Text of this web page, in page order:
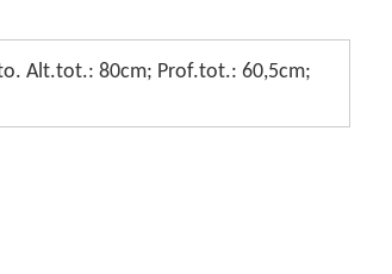
Alt.tot.: 80cm; Prof.tot.: 60,5cm;